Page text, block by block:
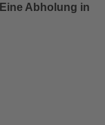
Abholung in